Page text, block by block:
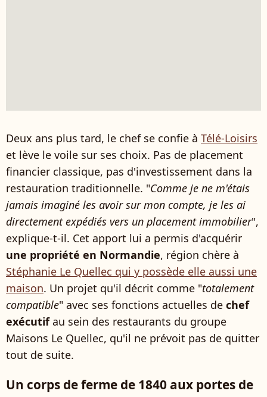
Deux ans plus tard, le chef se confie à Télé-Loisirs
et lève le voile sur ses choix. Pas de placement
financier classique, pas d'investissement dans la
restauration traditionnelle. "Comme je ne m'étais
jamais imaginé les avoir sur mon compte, je les ai
directement expédiés vers un placement immobilier",
explique-t-il. Cet apport lui a permis d'acquérir
une propriété en Normandie, région chère à
Stéphanie Le Quellec qui y possède elle aussi une
maison. Un projet qu'il décrit comme "totalement
compatible" avec ses fonctions actuelles de chef
exécutifau sein des restaurants du groupe
Maisons Le Quellec, qu'il ne prévoit pas de quitter
tout de suite.
Un corps de ferme de 1840 aux portes de